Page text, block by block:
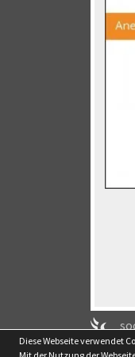
©
Diese Webseite verwendet